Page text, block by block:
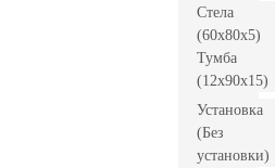
Стела
(60x80x5)
Тумба
(12x90x15)
Установка
(Без
установки)